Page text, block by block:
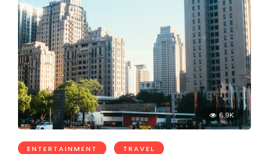
6.9K
ENTERTAINMENT TRAVEL